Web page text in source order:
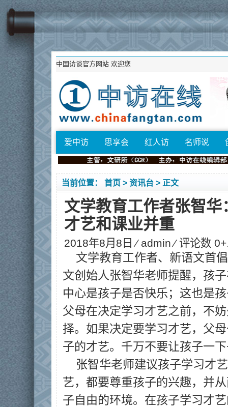
中国访谈官方网站 欢迎您
爱中访 思享会 红人访 名师说
当前位置： 首页 > 资讯台 > 正文
文学教育工作者张智
才艺和课业并重
2018年8月8日 ⁄ admin⁄ 评论数
文学教育工作者、新语文首
文创始人张智华老师提醒，孩
中心是孩子是否快乐；这也是
父母在决定学习才艺之前，不
择。如果决定要学习才艺，父
子的才艺。千万不要让孩子一
张智华老师建议孩子学习才
艺，都要尊重孩子的兴趣，并
子自由的环境。在孩子学习才